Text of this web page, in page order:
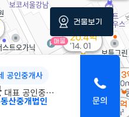
2.98억
46m²
20.4억
'14. 01
매물
'25. 05
공인중개사
대표 공인중개사
산중개법인
건물보기